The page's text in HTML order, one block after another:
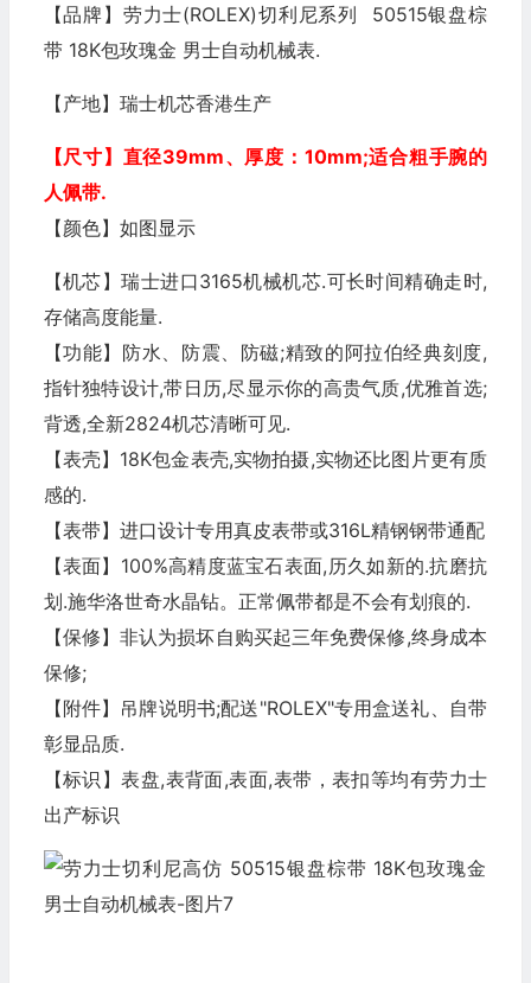
【品牌】劳力士(ROLEX)切利尼系列 50515银盘棕
带 18K包玫瑰金 男士自动机械表.
【产地】瑞士机芯香港生产
【尺寸】直径39mm、厚度：10mm;适合粗手腕的
人佩带.
【颜色】如图显示
【机芯】瑞士进口3165机械机芯.可长时间精确走时,
存储高度能量.
【功能】防水、防震、防磁;精致的阿拉伯经典刻度,
指针独特设计,带日历,尽显示你的高贵气质,优雅首选;
背透,全新2824机芯清晰可见.
【表壳】18K包金表壳,实物拍摄,实物还比图片更有质
感的.
【表带】进口设计专用真皮表带或316L精钢钢带通配
【表面】100%高精度蓝宝石表面,历久如新的.抗磨抗
划.施华洛世奇水晶钻。正常佩带都是不会有划痕的.
【保修】非认为损坏自购买起三年免费保修,终身成本
保修;
【附件】吊牌说明书;配送"ROLEX"专用盒送礼、自带
彰显品质.
【标识】表盘,表背面,表面,表带，表扣等均有劳力士
出产标识